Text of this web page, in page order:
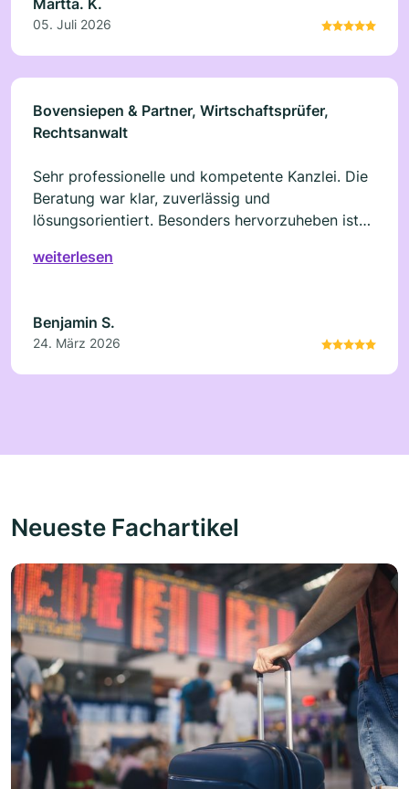
05. Juli 2026
Bovensiepen & Partner, Wirtschaftsprüfer,
Rechtsanwalt
Sehr professionelle und kompetente Kanzlei. Die
Beratung war klar, zuverlässig und
lösungsorientiert. Besonders hervorzuheben ist
Umgang. Absolut empfehlenswert!
weiterlesen
Benjamin S.
24. März 2026
Neueste Fachartikel